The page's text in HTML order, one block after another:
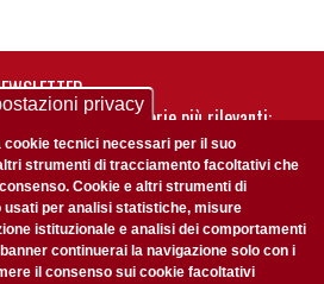
per te nostre storie più rilevanti:
della nostra newsletter
privacy
cookie tecnici necessari per il suo
strumenti di tracciamento facoltativi che
Cookie e altri strumenti di
per analisi statistiche, misure
istituzionale e analisi dei comportamenti
continuerai la navigazione solo con i
il consenso sui cookie facoltativi